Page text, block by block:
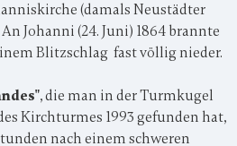
(damals Neustädter
Johanni (24. Juni) 1864 brannte
Blitzschlag fast völlig nieder.
, die man in der Turmkugel
Kirchturmes 1993 gefunden hat,
nach einem schweren